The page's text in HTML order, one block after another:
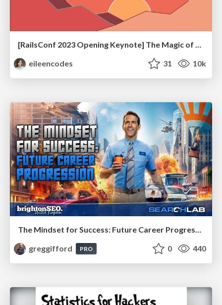
[RailsConf 2023 Opening Keynote] The Magic of Rails
eileencodes
31 10k
greggifford
PRO 0 440